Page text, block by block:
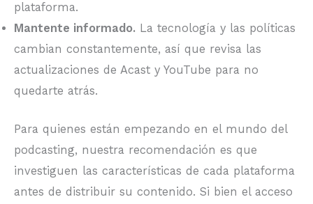
plataforma.
Mantente informado. La tecnología y las políticas
cambian constantemente, así que revisa las
actualizaciones de Acast y YouTube para no
quedarte atrás.
Para quienes están empezando en el mundo del
podcasting, nuestra recomendación es que
investiguen las características de cada plataforma
antes de distribuir su contenido. Si bien el acceso